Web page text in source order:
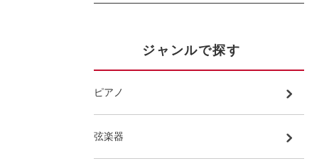
ジャンルで探す
ピアノ
弦楽器